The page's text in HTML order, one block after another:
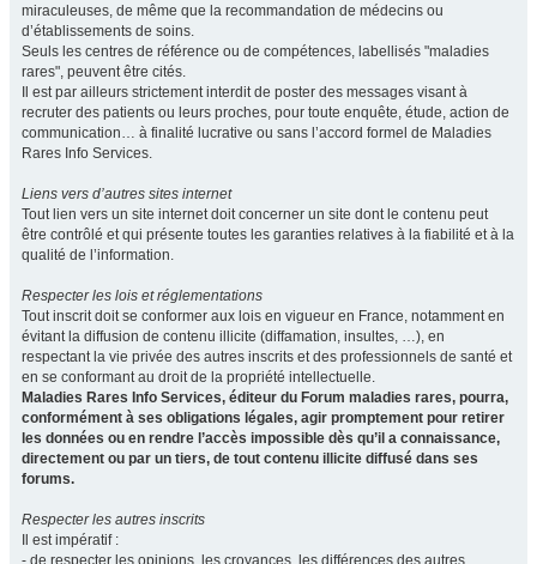
miraculeuses, de même que la recommandation de médecins ou
d’établissements de soins.
Seuls les centres de référence ou de compétences, labellisés "maladies
rares", peuvent être cités.
Il est par ailleurs strictement interdit de poster des messages visant à
recruter des patients ou leurs proches, pour toute enquête, étude, action de
communication… à finalité lucrative ou sans l’accord formel de Maladies
Rares Info Services.
Liens vers d’autres sites internet
Tout lien vers un site internet doit concerner un site dont le contenu peut
être contrôlé et qui présente toutes les garanties relatives à la fiabilité et à la
qualité de l’information.
Respecter les lois et réglementations
Tout inscrit doit se conformer aux lois en vigueur en France, notamment en
évitant la diffusion de contenu illicite (diffamation, insultes, …), en
respectant la vie privée des autres inscrits et des professionnels de santé et
en se conformant au droit de la propriété intellectuelle.
Maladies Rares Info Services, éditeur du Forum maladies rares, pourra,
conformément à ses obligations légales, agir promptement pour retirer
les données ou en rendre l’accès impossible dès qu’il a connaissance,
directement ou par un tiers, de tout contenu illicite diffusé dans ses
forums.
Respecter les autres inscrits
Il est impératif :
- de respecter les opinions, les croyances, les différences des autres